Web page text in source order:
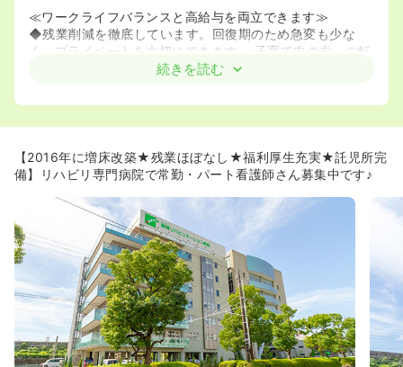
≪ワークライフバランスと高給与を両立できます≫
◆残業削減を徹底しています。回復期のため急変も少な
く、プライベートを大切にできます。 子育て中の方、ご転
居によって生活面を重視したい方でもご負担が少なくご勤
◆住宅手当などの各種手当も充実しており、生活の安定を
≪将来のキャリア形成を柔軟にサポートします≫
◆若手から中堅層への教育体制を強化しており、将来的に
りが正当に評価される仕組みです。
≪開放感あふれるキレイな職場で働けます≫
◆2016年に新改築された院内は、各フロアにリハビリ・入
浴・食事機能が集約された「おしゃれなカフェ風」の造り
です。4人部屋も広々としたスペースが確保されており、
ストレスなく看護業務に専念できます。
◆7階からは富士山や太平洋を一望でき、四季折々の景色
がスタッフの癒やしとなっています。格安で利用できるカ
フェ風の職員食堂も、スタッフから非常に好評です。
続きを読む
【2016年に増床改築★残業ほぼなし★福利厚生充実★託児所完
備】リハビリ専門病院で常勤・パート看護師さん募集中です♪